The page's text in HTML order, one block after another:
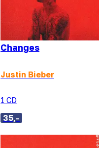
Changes
Justin Bieber
1 CD
35,-